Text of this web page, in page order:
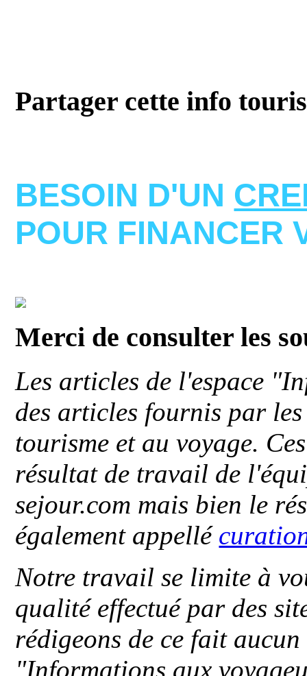
Partager cette info
BESOIN D'UN
POUR FINANCER
Merci de consulter les
Les articles de l'espace
des articles fournis par
tourisme et au voyage.
résultat de travail de
sejour.com mais bien le
également appellé
Notre travail se limite à
qualité effectué par des
rédigeons de ce fait
"Informations aux